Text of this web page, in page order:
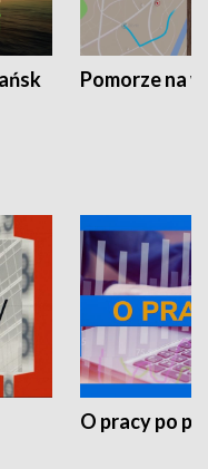
Pomorze na
O pracy po